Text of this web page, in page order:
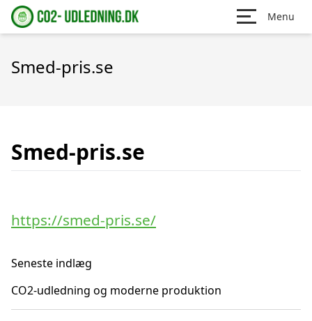
Menu
Smed-pris.se
Smed-pris.se
https://smed-pris.se/
Seneste indlæg
CO2-udledning og moderne produktion